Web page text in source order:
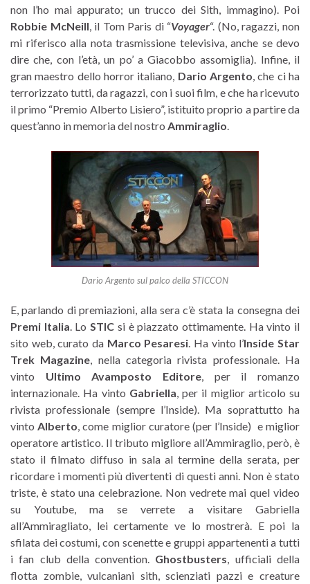
non l’ho mai appurato; un trucco dei Sith, immagino). Poi
Robbie McNeill , il Tom Paris di “Voyager“. (No, ragazzi, non
mi riferisco alla nota trasmissione televisiva, anche se devo
dire che, con l’età, un po’ a Giacobbo assomiglia). Infine, il
gran maestro dello horror italiano, Dario Argento , che ci ha
terrorizzato tutti, da ragazzi, con i suoi film, e che ha ricevuto
il primo “Premio Alberto Lisiero”, istituito proprio a partire da
quest’anno in memoria del nostro Ammiraglio
Dario Argento sul palco della STICCON
E, parlando di premiazioni, alla sera c’è stata la consegna dei
Premi Italia . Lo STIC si è piazzato ottimamente. Ha vinto il
sito web, curato da Marco Pesaresi . Ha vinto l’Inside Star
Trek Magazine , nella categoria rivista professionale. Ha
vinto Ultimo Avamposto Editore , per il romanzo
internazionale. Ha vinto Gabriella , per il miglior articolo su
rivista professionale (sempre l’Inside). Ma soprattutto ha
vinto Alberto , come miglior curatore (per l’Inside) e miglior
operatore artistico. Il tributo migliore all’Ammiraglio, però, è
stato il filmato diffuso in sala al termine della serata, per
ricordare i momenti più divertenti di questi anni. Non è stato
triste, è stato una celebrazione. Non vedrete mai quel video
su Youtube, ma se verrete a visitare Gabriella
all’Ammiragliato, lei certamente ve lo mostrerà. E poi la
sfilata dei costumi, con scenette e gruppi appartenenti a tutti
i fan club della convention. Ghostbusters , ufficiali della
flotta zombie, vulcaniani sith, scienziati pazzi e creature